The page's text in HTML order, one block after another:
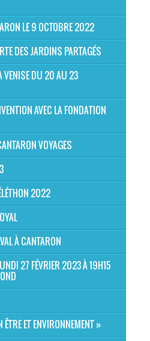
LE 9 OCTOBRE 2022
DES JARDINS PARTAGÉS
VENISE DU 20 AU 23
AVEC LA FONDATION
VOYAGES
2022
À CANTARON
27 FÉVRIER 2023 À 19H15
ET ENVIRONNEMENT »